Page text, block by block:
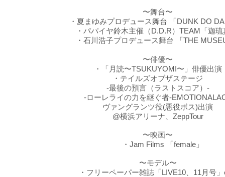
〜舞台〜
・夏まゆみプロデュース舞台 「DUNK DO
・パパイヤ鈴木主催（D.D.R）TEAM「迦
・石川浩子プロデュース舞台 「THE
〜俳優〜
・「月読〜TSUKUYOMI〜」俳優出演
・テイルズオブザステージ
-最後の預言（ラストスコア）-
-ローレライの力を継ぐ者-
ヴァングランツ役(悪役ボス)出演
@横浜アリーナ、ZeppTour
〜映画〜
・Jam Films 「female」
〜モデル〜
・フリーペーパー雑誌「LIVE10、11月号